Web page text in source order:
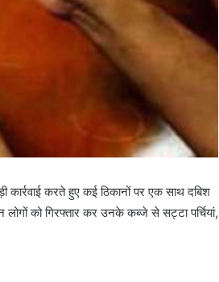
करते हुए कई ठिकानों पर एक साथ दबिश
लोगों को गिरफ्तार कर उनके कब्जे से सट्टा पर्चियां,